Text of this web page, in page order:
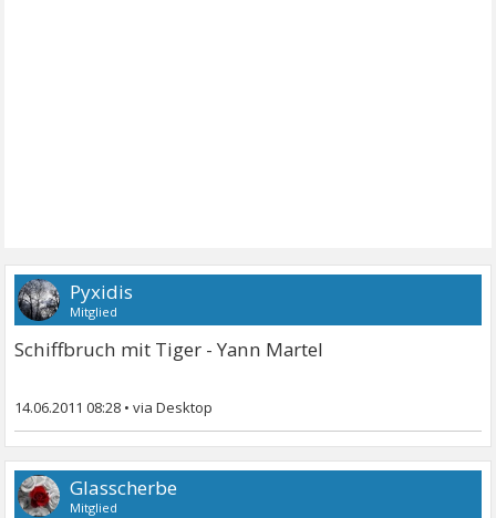
Pyxidis
Mitglied
Schiffbruch mit Tiger - Yann Martel
14.06.2011 08:28 •
Glasscherbe
Mitglied